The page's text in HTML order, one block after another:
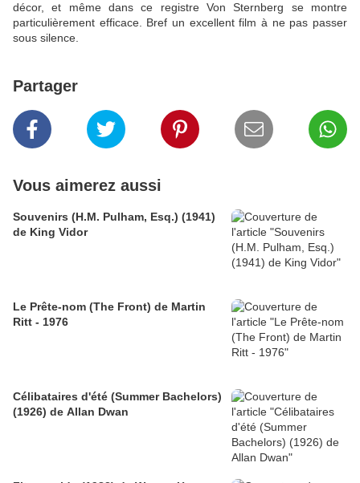
décor, et même dans ce registre Von Sternberg se montre
particulièrement efficace. Bref un excellent film à ne pas passer
sous silence.
Partager
Vous aimerez aussi
Souvenirs (H.M. Pulham, Esq.) (1941)
de King Vidor
Le Prête-nom (The Front) de Martin
Ritt - 1976
Célibataires d'été (Summer Bachelors)
(1926) de Allan Dwan